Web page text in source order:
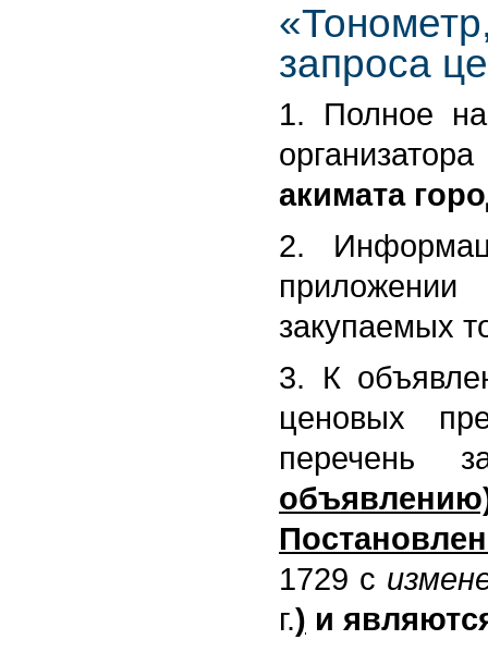
запроса
1. Полное
акимата
2.
закупаемых
3. К
ценовых
перечень
1729 с
г.) и